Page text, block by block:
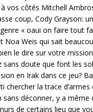
vos côtés Mitchell
coup, Cody Grayson:
genre « oaui on faire tout
Noa Weis qui sait
le dire sur votre
sans doute que font les
en Irak dans ce jeu?
chercher la trace
sans déconner, y a même
de certains lieu que